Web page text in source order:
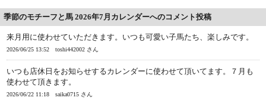
季節のモチーフと馬 2026年7月カレンダーへのコメント投稿
来月用に使わせていただきます。いつも可愛い子馬たち、楽しみです。
2026/06/25 13:52 toshi442002 さん
いつも店休日をお知らせするカレンダーに使わせて頂いてます。７月も
使わせて頂きます。
2026/06/22 11:18 saika0715 さん